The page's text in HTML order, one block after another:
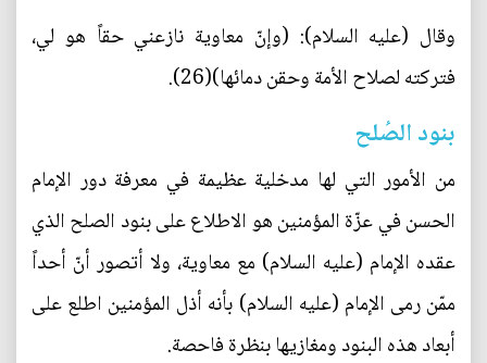
وقال (عليه السلام): (وإنّ معاوية نازعني حقاً هو لي،
فتركته لصلاح الأمة وحقن دمائها)(26).
بنود الصُلح
من الأمور التي لها مدخلية عظيمة في معرفة دور الإمام
الحسن في عزّة المؤمنين هو الاطلاع على بنود الصلح الذي
عقده الإمام (عليه السلام) مع معاوية، ولا أتصور أنّ أحداً
ممّن رمى الإمام (عليه السلام) بأنه أذل المؤمنين اطلع على
أبعاد هذه البنود ومغازيها بنظرة فاحصة.